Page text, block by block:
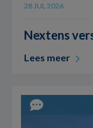
28 JUL 2026
Nextens
Lees meer